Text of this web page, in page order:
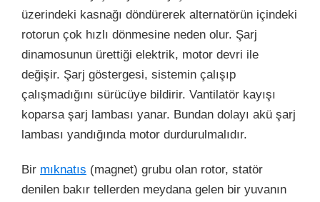
üzerindeki kasnağı döndürerek alternatörün içindeki
rotorun çok hızlı dönmesine neden olur. Şarj
dinamosunun ürettiği elektrik, motor devri ile
değişir. Şarj göstergesi, sistemin çalışıp
çalışmadığını sürücüye bildirir. Vantilatör kayışı
koparsa şarj lambası yanar. Bundan dolayı akü şarj
lambası yandığında motor durdurulmalıdır.
Bir mıknatıs (magnet) grubu olan rotor, statör
denilen bakır tellerden meydana gelen bir yuvanın